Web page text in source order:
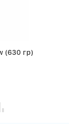
(630 гр)